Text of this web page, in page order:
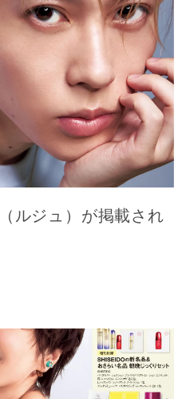
ルジュ）が掲載され